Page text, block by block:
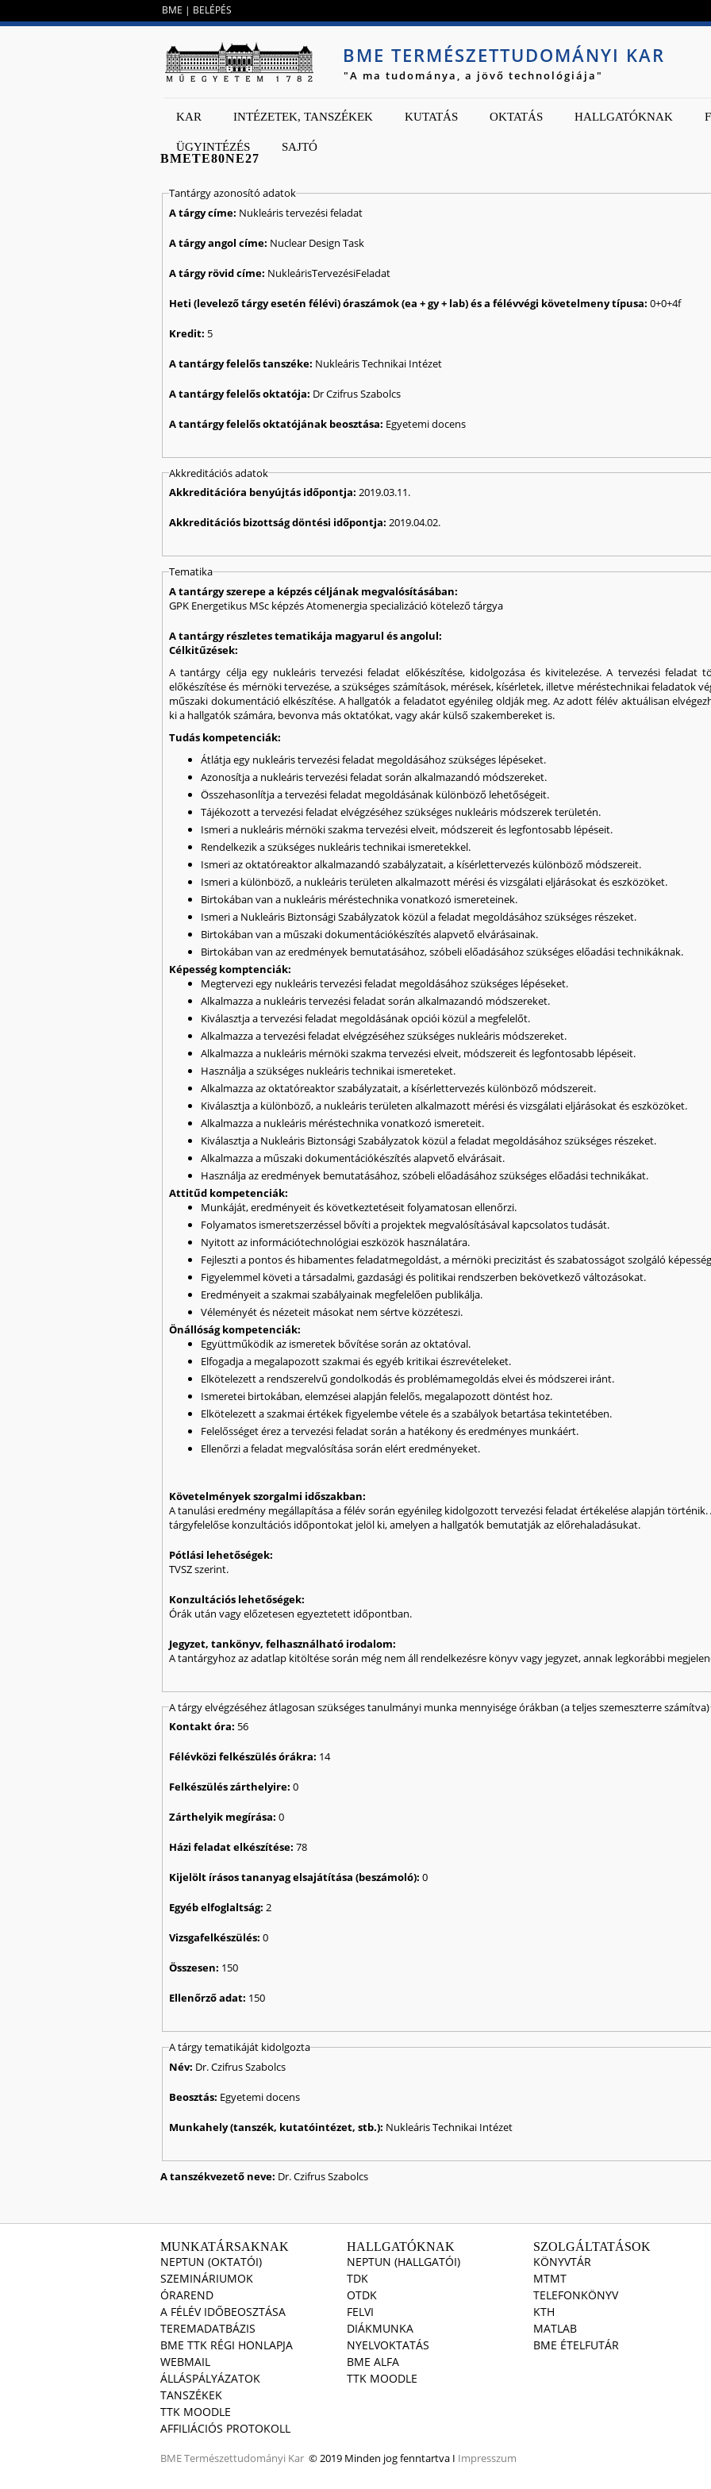
BME | BELÉPÉS
BME TERMÉSZETTUDOMÁNYI KAR
"A ma tudománya, a jövő technológiája"
KAR INTÉZETEK, TANSZÉKEK KUTATÁS OKTATÁS HALLGATÓKNAK
ÜGYINTÉZÉS SAJTÓ
BMETE80NE27
Tantárgy azonosító adatok
A tárgy címe: Nukleáris tervezési feladat
A tárgy angol címe: Nuclear Design Task
A tárgy rövid címe: NukleárisTervezésiFeladat
0 0 4f
Kredit: 5
A tantárgy felelős tanszéke: Nukleáris Technikai Intézet
A tantárgy felelős oktatója: Dr Czifrus Szabolcs
A tantárgy felelős oktatójának beosztása: Egyetemi docens
Akkreditációs adatok
Akkreditációra benyújtás időpontja:2019.03.11.
Akkreditációs bizottság döntési időpontja:2019.04.02.
Tematika
A tantárgy szerepe a képzés céljának megvalósításában:
GPK Energetikus MSc képzés Atomenergia specializáció kötelező tárgya
A tantárgy részletes tematikája magyarul és angolul:
Célkitűzések:
A tantárgy célja egy nukleáris tervezési feladat előkészítése, kidolgozása és kivitelezése. A tervezési
előkészítése és mérnöki tervezése, a szükséges számítások, mérések, kísérletek, illetve méréstechnikai feladatok
műszaki dokumentáció elkészítése. A hallgatók a feladatot egyénileg oldják meg. Az adott félév aktuálisan
ki a hallgatók számára, bevonva más oktatókat, vagy akár külső szakembereket is.
Tudás kompetenciák:
Átlátja egy nukleáris tervezési feladat megoldásához szükséges lépéseket.
Azonosítja a nukleáris tervezési feladat során alkalmazandó módszereket.
Összehasonlítja a tervezési feladat megoldásának különböző lehetőségeit.
Tájékozott a tervezési feladat elvégzéséhez szükséges nukleáris módszerek területén.
Ismeri a nukleáris mérnöki szakma tervezési elveit, módszereit és legfontosabb lépéseit.
Rendelkezik a szükséges nukleáris technikai ismeretekkel.
Ismeri az oktatóreaktor alkalmazandó szabályzatait, a kísérlettervezés különböző módszereit.
Ismeri a különböző, a nukleáris területen alkalmazott mérési és vizsgálati eljárásokat és eszközöket.
Birtokában van a nukleáris méréstechnika vonatkozó ismereteinek.
Ismeri a Nukleáris Biztonsági Szabályzatok közül a feladat megoldásához szükséges részeket.
Birtokában van a műszaki dokumentációkészítés alapvető elvárásainak.
Birtokában van az eredmények bemutatásához, szóbeli előadásához szükséges előadási technikáknak.
Képesség komptenciák:
Megtervezi egy nukleáris tervezési feladat megoldásához szükséges lépéseket.
Alkalmazza a nukleáris tervezési feladat során alkalmazandó módszereket.
Kiválasztja a tervezési feladat megoldásának opciói közül a megfelelőt.
Alkalmazza a tervezési feladat elvégzéséhez szükséges nukleáris módszereket.
Alkalmazza a nukleáris mérnöki szakma tervezési elveit, módszereit és legfontosabb lépéseit.
Használja a szükséges nukleáris technikai ismereteket.
Alkalmazza az oktatóreaktor szabályzatait, a kísérlettervezés különböző módszereit.
Kiválasztja a különböző, a nukleáris területen alkalmazott mérési és vizsgálati eljárásokat és eszközöket.
Alkalmazza a nukleáris méréstechnika vonatkozó ismereteit.
Kiválasztja a Nukleáris Biztonsági Szabályzatok közül a feladat megoldásához szükséges részeket.
Alkalmazza a műszaki dokumentációkészítés alapvető elvárásait.
Használja az eredmények bemutatásához, szóbeli előadásához szükséges előadási technikákat.
Attitűd kompetenciák:
Munkáját, eredményeit és következtetéseit folyamatosan ellenőrzi.
Folyamatos ismeretszerzéssel bővíti a projektek megvalósításával kapcsolatos tudását.
Nyitott az információtechnológiai eszközök használatára.
Fejleszti a pontos és hibamentes feladatmegoldást, a mérnöki precizitást és szabatosságot szolgáló
Figyelemmel követi a társadalmi, gazdasági és politikai rendszerben bekövetkező változásokat.
Eredményeit a szakmai szabályainak megfelelően publikálja.
Véleményét és nézeteit másokat nem sértve közzéteszi.
Önállóság kompetenciák:
Együttműködik az ismeretek bővítése során az oktatóval.
Elfogadja a megalapozott szakmai és egyéb kritikai észrevételeket.
Elkötelezett a rendszerelvű gondolkodás és problémamegoldás elvei és módszerei iránt.
Ismeretei birtokában, elemzései alapján felelős, megalapozott döntést hoz.
Elkötelezett a szakmai értékek figyelembe vétele és a szabályok betartása tekintetében.
Felelősséget érez a tervezési feladat során a hatékony és eredményes munkáért.
Ellenőrzi a feladat megvalósítása során elért eredményeket.
Követelmények szorgalmi időszakban:
A tanulási eredmény megállapítása a félév során egyénileg kidolgozott tervezési feladat értékelése alapján
tárgyfelelőse konzultációs időpontokat jelöl ki, amelyen a hallgatók bemutatják az előrehaladásukat.
Pótlási lehetőségek:
TVSZ szerint.
Konzultációs lehetőségek:
Órák után vagy előzetesen egyeztetett időpontban.
Jegyzet, tankönyv, felhasználható irodalom:
A tantárgyhoz az adatlap kitöltése során még nem áll rendelkezésre könyv vagy jegyzet, annak legkorábbi
A tárgy elvégzéséhez átlagosan szükséges tanulmányi munka mennyisége órákban (a teljes szemeszterre számítva)
Kontakt óra: 56
Félévközi felkészülés órákra: 14
Felkészülés zárthelyire:0
Zárthelyik megírása:0
Házi feladat elkészítése:78
Kijelölt írásos tananyag elsajátítása (beszámoló):0
Egyéb elfoglaltság:2
Vizsgafelkészülés:0
Összesen: 150
Ellenőrző adat: 150
A tárgy tematikáját kidolgozta
Név: Dr. Czifrus Szabolcs
Beosztás: Egyetemi docens
Munkahely (tanszék, kutatóintézet, stb.): Nukleáris Technikai Intézet
A tanszékvezető neve: Dr. Czifrus Szabolcs
MUNKATÁRSAKNAK
NEPTUN (OKTATÓI)
SZEMINÁRIUMOK
ÓRAREND
A FÉLÉV IDŐBEOSZTÁSA
TEREMADATBÁZIS
BME TTK RÉGI HONLAPJA
WEBMAIL
ÁLLÁSPÁLYÁZATOK
TANSZÉKEK
TTK MOODLE
AFFILIÁCIÓS PROTOKOLL
BMETermészettudományi Kar © 2019 Minden jog fenntartva I Impresszum
HALLGATÓKNAK
NEPTUN (HALLGATÓI)
TDK
OTDK
FELVI
DIÁKMUNKA
NYELVOKTATÁS
BME ALFA
TTK MOODLE
SZOLGÁLTATÁSOK
KÖNYVTÁR
MTMT
TELEFONKÖNYV
KTH
MATLAB
BME ÉTELFUTÁR